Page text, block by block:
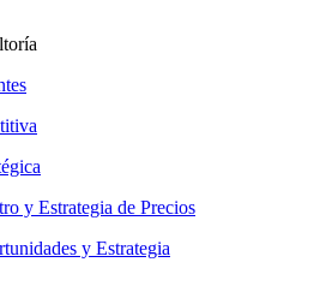
y Estrategia de Precios
y Estrategia